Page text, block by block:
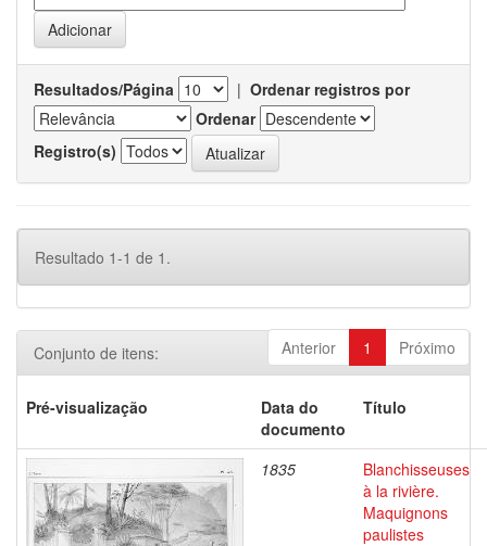
Resultados/Página | Ordenar registros por
Ordenar
Registro(s)
Resultado 1-1 de 1.
Anterior 1 Próximo
Conjunto de itens:
Pré-visualização
Data do
documento
Título
1835
Blanchisseuses
à la rivière.
Maquignons
paulistes